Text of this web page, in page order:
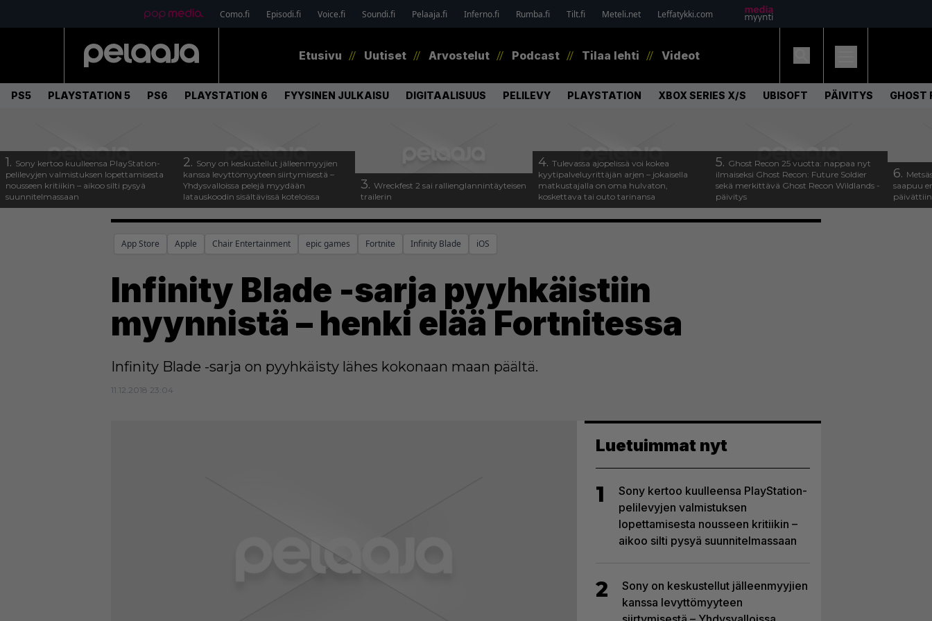
Como.fi Episodi.fi Voice.fi Soundi.fi Pelaaja.fi Inferno.fi Rumba.fi Tilt.fi Meteli.net Leffatykki.com
Etusivu Uutiset Arvostelut Podcast Tilaa lehti Videot
PS5 PLAYSTATION 5 PS6 PLAYSTATION 6 FYYSINEN JULKAISU DIGITAALISUUS PELILEVY PLAYSTATION XBOX SERIES X/S UBISOFT PÄIVITYS GHOST
1. Sony kertoo kuulleensa PlayStation-
pelilevyjen valmistuksen lopettamisesta
nousseen kritiikin – aikoo silti pysyä
suunnitelmassaan
2. Sony on keskustellut jälleenmyyjien
kanssa levyttömyyteen siirtymisestä –
Yhdysvalloissa pelejä myydään
latauskoodin sisältävissä koteloissa
3. Wreckfest 2 sai rallienglannintäyteisen
trailerin
4. Tulevassa ajopelissä voi kokea
kyytipalveluyrittäjän arjen – jokaisella
matkustajalla on oma hulvaton,
koskettava tai outo tarinansa
5. Ghost Recon 25 vuotta: nappaa nyt
ilmaiseksi Ghost Recon: Future Soldier
sekä merkittävä Ghost Recon Wildlands -
päivitys
6.
saapuu
päivättiin
App Store Apple Chair Entertainment epic games Fortnite Infinity Blade iOS
Infinity Blade -sarja pyyhkäistiin
myynnistä – henki elää Fortnitessa
Infinity Blade -sarja on pyyhkäisty lähes kokonaan maan päältä.
11.12.2018 23:04
Luetuimmat nyt
1
Sony kertoo kuulleensa PlayStation-
pelilevyjen valmistuksen
lopettamisesta nousseen kritiikin –
aikoo silti pysyä suunnitelmassaan
2
Sony on keskustellut jälleenmyyjien
kanssa levyttömyyteen